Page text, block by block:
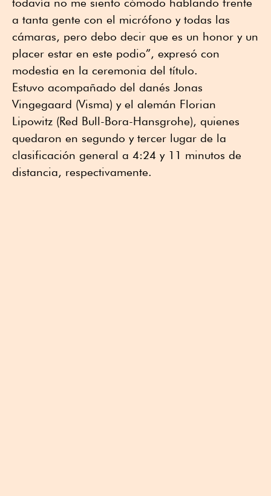
a tanta gente con el micrófono y todas las
cámaras, pero debo decir que es un honor y un
placer estar en este podio”, expresó con
modestia en la ceremonia del título.
Estuvo acompañado del danés Jonas
Vingegaard (Visma) y el alemán Florian
Lipowitz (Red Bull-Bora-Hansgrohe), quienes
quedaron en segundo y tercer lugar de la
clasificación general a 4:24 y 11 minutos de
distancia, respectivamente.